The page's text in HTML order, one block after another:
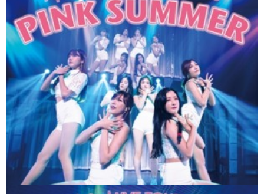
ファンクラブ限定コンテンツ
TOP